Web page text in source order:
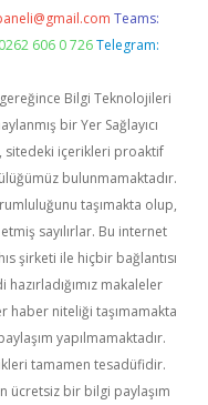
Teams:
606 0 726 Telegram:
gereğince Bilgi Teknolojileri
bir Yer Sağlayıcı
sitedeki içerikleri proaktif
bulunmamaktadır.
taşımakta olup,
sayılırlar. Bu internet
şirketi ile hiçbir bağlantısı
makaleler
haber niteliği taşımamakta
yapılmamaktadır.
tamamen tesadüfidir.
ücretsiz bir bilgi paylaşım